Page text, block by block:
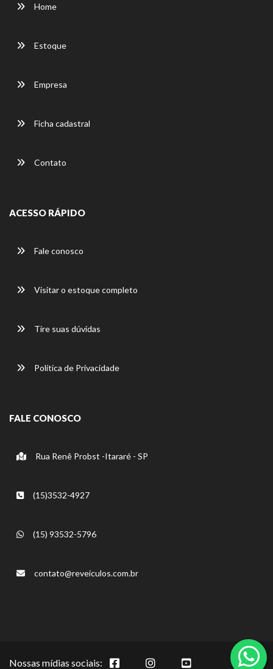
Home
Estoque
Empresa
Ficha cadastral
Contato
ACESSO RÁPIDO
Fale conosco
Visitar o estoque completo
Tire suas dúvidas
Política de Privacidade
FALE CONOSCO
Rua Renê Probst -Itararé - SP
(15)3532-4927
(15) 93532-5796
contato@reveiculos.com.br
Nossas mídias sociais: